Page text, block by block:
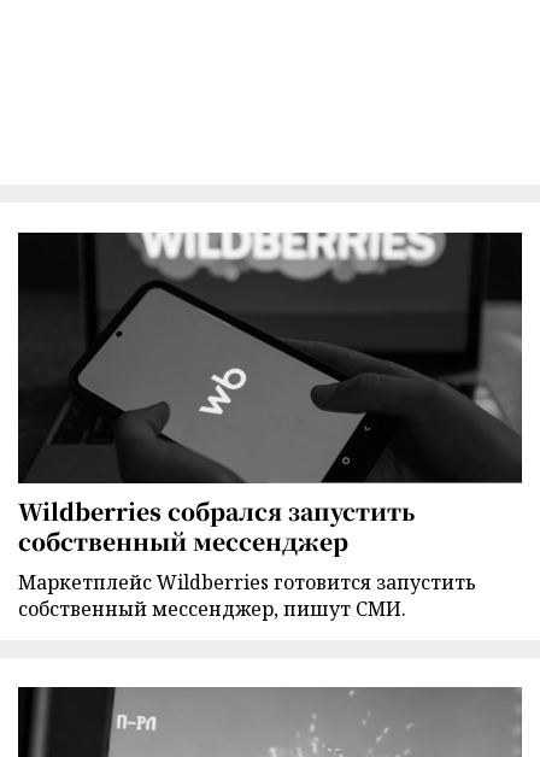
Wildberries собрался запустить
собственный мессенджер
Маркетплейс Wildberries готовится запустить
собственный мессенджер, пишут СМИ.